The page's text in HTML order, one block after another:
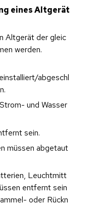
eines Altgerät
Altgerät der gleic
werden.
abgeschl
Strom- und Wasser
sein.
müssen abgetaut
Leuchtmitt
entfernt sein
oder Rückn